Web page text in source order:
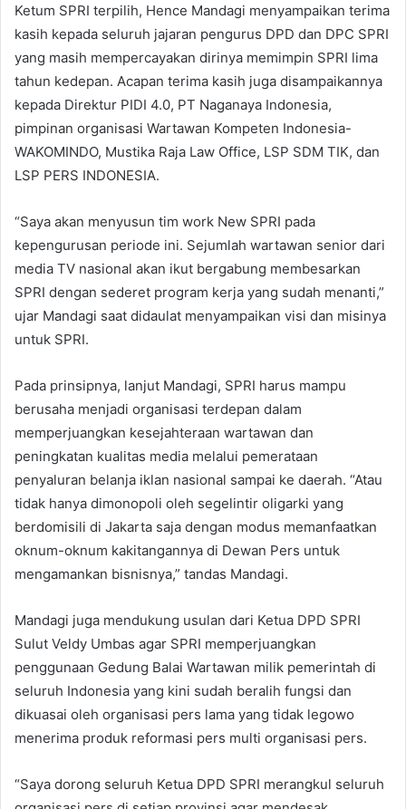
Ketum SPRI terpilih, Hence Mandagi menyampaikan terima
kasih kepada seluruh jajaran pengurus DPD dan DPC SPRI
yang masih mempercayakan dirinya memimpin SPRI lima
tahun kedepan. Acapan terima kasih juga disampaikannya
kepada Direktur PIDI 4.0, PT Naganaya Indonesia,
pimpinan organisasi Wartawan Kompeten Indonesia-
WAKOMINDO, Mustika Raja Law Office, LSP SDM TIK, dan
LSP PERS INDONESIA.
“Saya akan menyusun tim work New SPRI pada
kepengurusan periode ini. Sejumlah wartawan senior dari
media TV nasional akan ikut bergabung membesarkan
SPRI dengan sederet program kerja yang sudah menanti,”
ujar Mandagi saat didaulat menyampaikan visi dan misinya
untuk SPRI.
Pada prinsipnya, lanjut Mandagi, SPRI harus mampu
berusaha menjadi organisasi terdepan dalam
memperjuangkan kesejahteraan wartawan dan
peningkatan kualitas media melalui pemerataan
penyaluran belanja iklan nasional sampai ke daerah. “Atau
tidak hanya dimonopoli oleh segelintir oligarki yang
berdomisili di Jakarta saja dengan modus memanfaatkan
oknum-oknum kakitangannya di Dewan Pers untuk
mengamankan bisnisnya,” tandas Mandagi.
Mandagi juga mendukung usulan dari Ketua DPD SPRI
Sulut Veldy Umbas agar SPRI memperjuangkan
penggunaan Gedung Balai Wartawan milik pemerintah di
seluruh Indonesia yang kini sudah beralih fungsi dan
dikuasai oleh organisasi pers lama yang tidak legowo
menerima produk reformasi pers multi organisasi pers.
“Saya dorong seluruh Ketua DPD SPRI merangkul seluruh